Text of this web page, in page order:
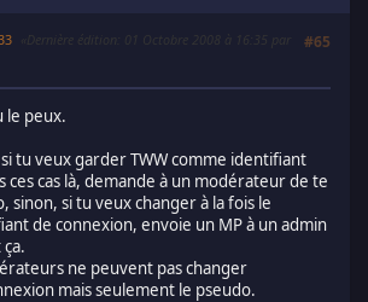
#65
Dernière édition
: 01 Octobre 2008 à 16:35 par
le peux.
tu veux garder TWW comme identifiant
ces cas là, demande à un modérateur de te
sinon, si tu veux changer à la fois le
de connexion, envoie un MP à un admin
ne peuvent pas changer
mais seulement le pseudo.